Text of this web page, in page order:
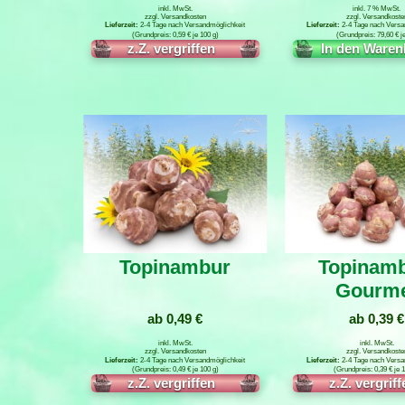
0,59 €je 100 g
inkl. MwSt.
zzgl. Versandkosten
2-4 Tage nach Versandmöglichkeit
Weiterlesen
79,60 €je
inkl. 7 % MwSt.
zzgl.
2-4 Tage nach
In den
Topinambur
ab 0,49€
0,49 €je 100 g
inkl. MwSt.
zzgl. Versandkosten
2-4 Tage nach Versandmöglichkeit
Weiterlesen
ab 0,39€
0,39 €je
inkl. MwSt.
zzgl.
2-4 Tage nach